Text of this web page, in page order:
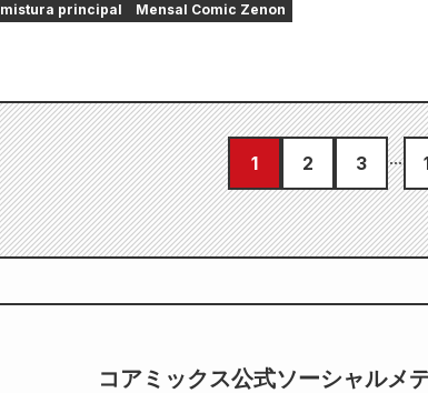
mistura principal Mensal Comic Zenon
1 2 3
コアミックス公式ソーシャルメ